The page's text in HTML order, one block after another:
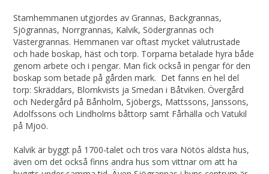
Stamhemmanen utgjordes av Grannas, Backgrannas,
Sjögrannas, Norrgrannas, Kalvik, Södergrannas och
Västergrannas. Hemmanen var oftast mycket välutrustade
och hade boskap, häst och torp. Torparna betalade hyra både
genom arbete och i pengar. Man fick också in pengar för den
boskap som betade på gården mark. Det fanns en hel del
torp: Skräddars, Blomkvists ja Smedan i Båtviken. Övergård
och Nedergård på Bånholm, Sjöbergs, Mattssons, Janssons,
Adolfssons och Lindholms båttorp samt Fårhälla och Vatukil
på Mjoö.
Kalvik är byggt på 1700-talet och tros vara Nötös äldsta hus,
även om det också finns andra hus som vittnar om att ha